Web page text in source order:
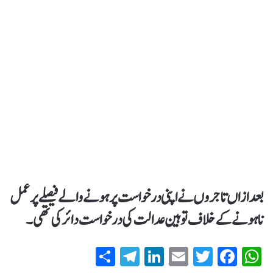
بعد ازاں تاجروں نے اپنی درخواست پر ہونےوالے فیصلے پر عمل
نا ہونے کےخلاف توہین عدالت کی درخواست دائر کی تھی۔
W
Fa
T
E
Li
T